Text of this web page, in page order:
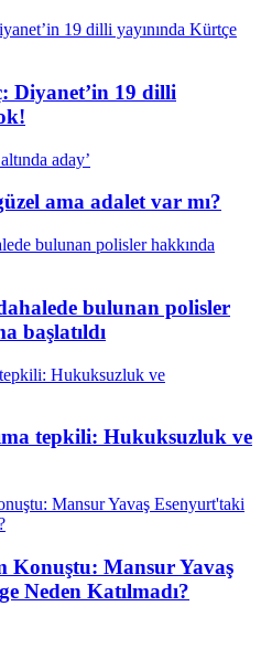
Diyanet’in 19 dilli
ama adalet var mı?
bulunan polisler
başlatıldı
tepkili: Hukuksuzluk ve
Konuştu: Mansur Yavaş
Neden Katılmadı?